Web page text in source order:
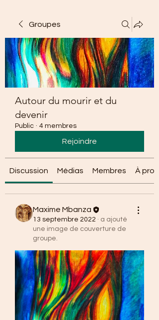
Groupes
Autour du mourir et du
devenir
Public · 4 membres
Rejoindre
Discussion Médias Membres À
Maxime Mbanza
13 septembre 2022 · a ajouté
une image de couverture de
groupe.